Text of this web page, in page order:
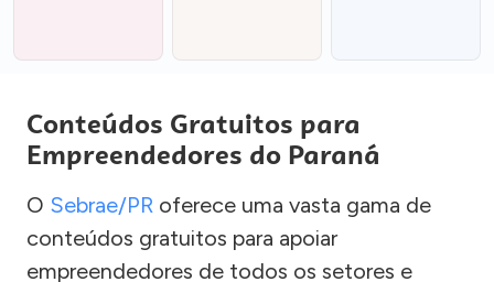
Conteúdos Gratuitos para
Empreendedores do Paraná
O Sebrae/PR oferece uma vasta gama de
conteúdos gratuitos para apoiar
empreendedores de todos os setores e